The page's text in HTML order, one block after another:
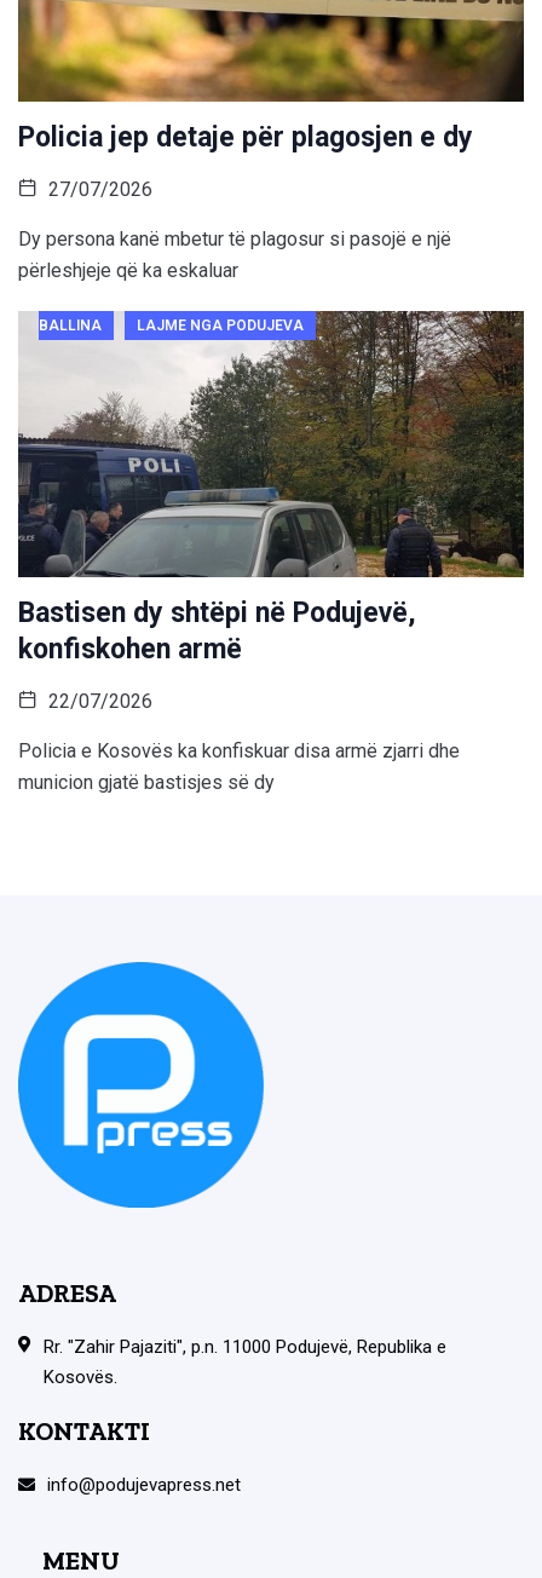
Policia jep detaje për plagosjen e dy
27/07/2026
Dy persona kanë mbetur të plagosur si pasojë e një
përleshjeje që ka eskaluar
BALLINA LAJME NGA PODUJEVA
Bastisen dy shtëpi në Podujevë,
konfiskohen armë
22/07/2026
Policia e Kosovës ka konfiskuar disa armë zjarri dhe
municion gjatë bastisjes së dy
ADRESA
Rr. "Zahir Pajaziti", p.n. 11000 Podujevë, Republika e
Kosovës.
KONTAKTI
info@podujevapress.net
MENU